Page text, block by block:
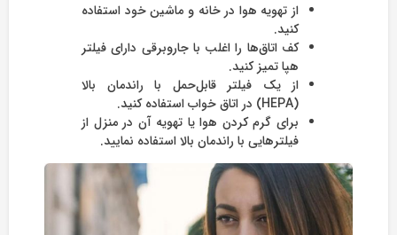
از تهویه هوا در خانه و ماشین خود استفاده
کنید.
کف اتاق‌ها را اغلب با جاروبرقی دارای فیلتر
هپا تمیز کنید.
از یک فیلتر قابل‌حمل با راندمان بالا
(HEPA) در اتاق خواب استفاده کنید.
برای گرم کردن هوا یا تهویه آن در منزل از
فیلترهایی با راندمان بالا استفاده نمایید.